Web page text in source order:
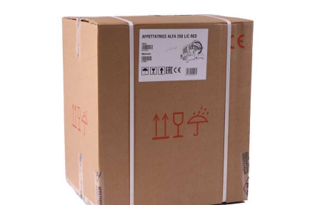
Silky
Simatech
Sirman
Smartwood
Snapper
Solidur
Spice Electronics